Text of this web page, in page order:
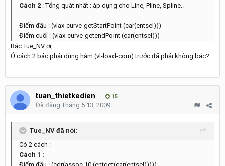
Cách 2 : Tổng quát nhất : áp dụng cho Line, Pline, Spline..
Điểm đầu : (vlax-curve-getStartPoint (car(entsel)))
Điểm cuối : (vlax-curve-getendPoint (car(entsel)))
Bác Tue_NV ơi,
Ở cách 2 bác phải dùng hàm (vl-load-com) trước đã phải không bác?
tuan_thietkedien 15
Đã đăng Tháng 5 13, 2009
Tue_NV đã nói:
Có 2 cách :
Cách 1 :